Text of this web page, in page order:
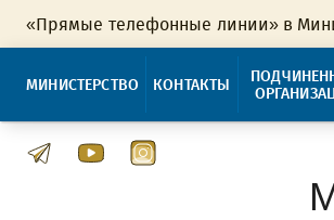
«Прямые телефонные линии» в
МИНИСТЕРСТВО КОНТАКТЫ